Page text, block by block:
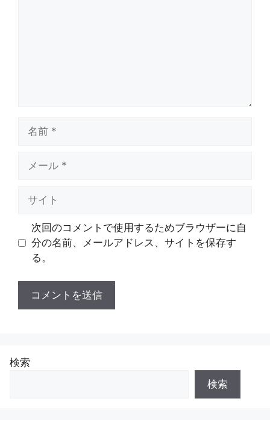
次回のコメントで使用するためブラウザーに自
分の名前、メールアドレス、サイトを保存す
る。
検索
検索